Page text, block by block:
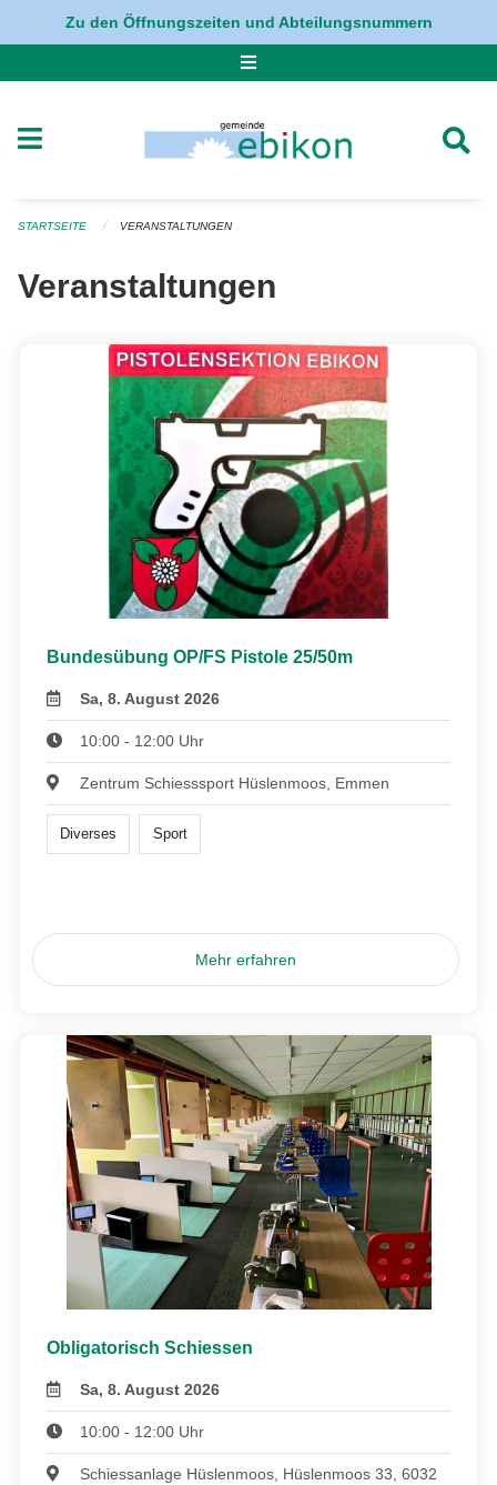
Navigation überspringen
Zu den Öffnungszeiten und Abteilungsnummern
STARTSEITE VERANSTALTUNGEN
Veranstaltungen
Bundesübung OP/FS Pistole 25/50m
Sa, 8. August 2026
10:00 - 12:00 Uhr
Zentrum Schiesssport Hüslenmoos, Emmen
Diverses Sport
Mehr erfahren
Obligatorisch Schiessen
Sa, 8. August 2026
10:00 - 12:00 Uhr
Schiessanlage Hüslenmoos, Hüslenmoos 33, 6032